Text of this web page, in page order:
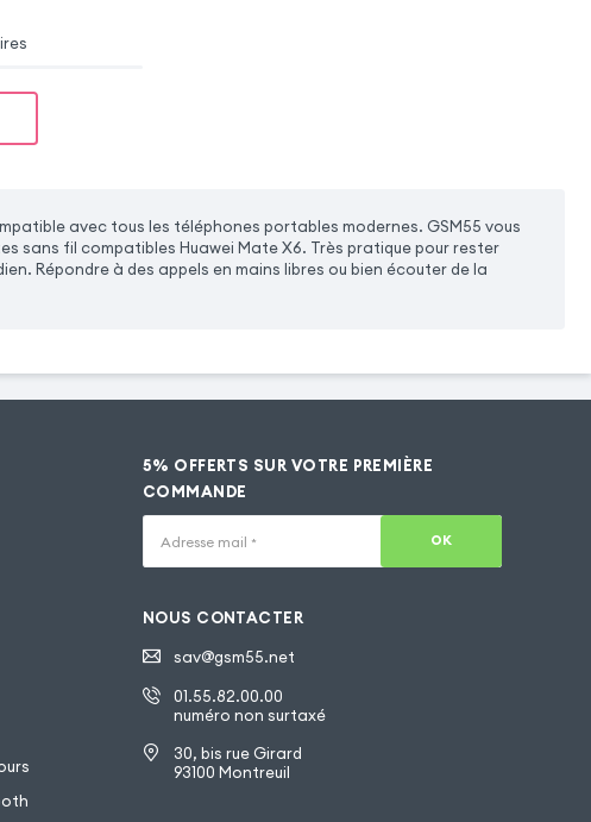
avec tous les téléphones portables modernes. GSM55 vous
sans fil compatibles Huawei Mate X6. Très pratique pour rester
Répondre à des appels en mains libres ou bien écouter de la
5% OFFERTS SUR VOTRE PREMIÈRE
COMMANDE
Adresse mail * OK
NOUS CONTACTER
sav@gsm55.net
01.55.82.00.00
numéro non surtaxé
30, bis rue Girard
93100 Montreuil